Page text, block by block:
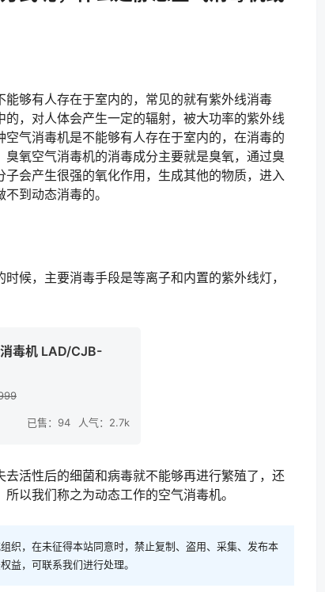
够有人存在于室内的，常见的就有紫外线消毒
，对人体会产生一定的辐射，被大功率的紫外线
气消毒机是不能够有人存在于室内的，在消毒的
氧空气消毒机的消毒成分主要就是臭氧，通过臭
会产生很强的氧化作用，生成其他的物质，进入
到动态消毒的。
，主要消毒手段是等离子和内置的紫外线灯，
毒机 LAD/CJB-
已售：94 人气：2.7k
活性后的细菌和病毒就不能够再进行繁殖了，还
以我们称之为动态工作的空气消毒机。
织，在未征得本站同意时，禁止复制、盗用、采集、发布本
益，可联系我们进行处理。